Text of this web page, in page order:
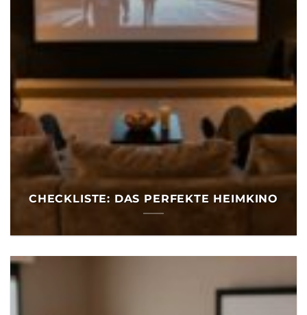
CHECKLISTE: DAS PERFEKTE HEIMKINO